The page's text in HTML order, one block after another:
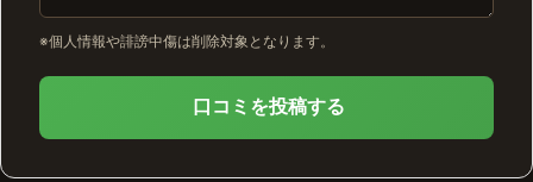
※個人情報や誹謗中傷は削除対象となります。
口コミを投稿する